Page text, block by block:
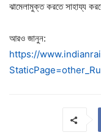
ঝামেলামুক্ত করতে সাহায্য
আরও জানুন:
https://